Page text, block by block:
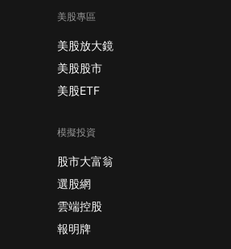
司
司
司
斯
美股專區
美股放大鏡
美股股市
美股ETF
模擬投資
股市大富翁
選股網
雲端控股
報明牌